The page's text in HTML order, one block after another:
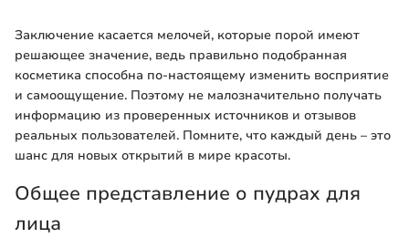
Заключение касается мелочей, которые порой имеют
решающее значение, ведь правильно подобранная
косметика способна по-настоящему изменить восприятие
и самоощущение. Поэтому не малозначительно получать
информацию из проверенных источников и отзывов
реальных пользователей. Помните, что каждый день – это
шанс для новых открытий в мире красоты.
Общее представление о пудрах для
лица